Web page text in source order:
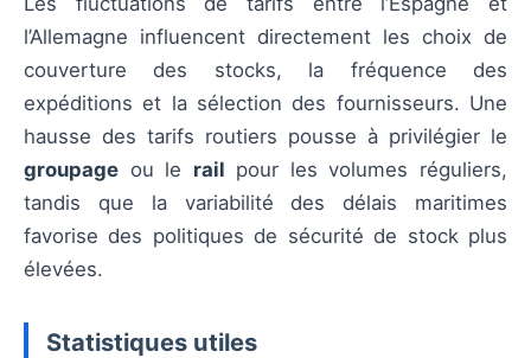
l’Allemagne influencent directement les choix de
couverture des stocks, la fréquence des
expéditions et la sélection des fournisseurs. Une
hausse des tarifs routiers pousse à privilégier le
groupage ou le rail pour les volumes réguliers,
tandis que la variabilité des délais maritimes
favorise des politiques de sécurité de stock plus
élevées.
Statistiques utiles